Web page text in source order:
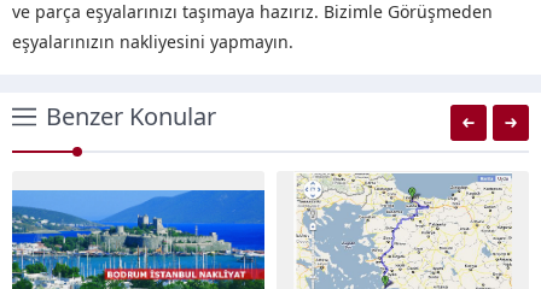
ve parça eşyalarınızı taşımaya hazırız. Bizimle Görüşmeden
eşyalarınızın nakliyesini yapmayın.
Benzer Konular